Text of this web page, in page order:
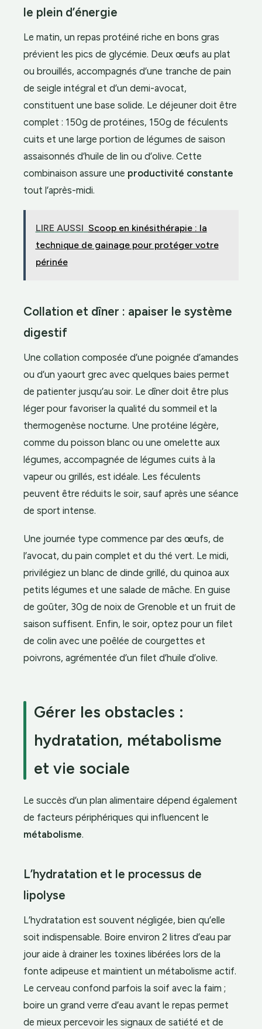
le plein d’énergie
Le matin, un repas protéiné riche en bons gras
prévient les pics de glycémie. Deux œufs au plat
ou brouillés, accompagnés d’une tranche de pain
de seigle intégral et d’un demi-avocat,
constituent une base solide. Le déjeuner doit être
complet : 150g de protéines, 150g de féculents
cuits et une large portion de légumes de saison
assaisonnés d’huile de lin ou d’olive. Cette
combinaison assure une productivité constante
tout l’après-midi.
LIRE AUSSI Scoop en kinésithérapie : la
technique de gainage pour protéger votre
périnée
Collation et dîner : apaiser le système
digestif
Une collation composée d’une poignée d’amandes
ou d’un yaourt grec avec quelques baies permet
de patienter jusqu’au soir. Le dîner doit être plus
léger pour favoriser la qualité du sommeil et la
thermogenèse nocturne. Une protéine légère,
comme du poisson blanc ou une omelette aux
légumes, accompagnée de légumes cuits à la
vapeur ou grillés, est idéale. Les féculents
peuvent être réduits le soir, sauf après une séance
de sport intense.
Une journée type commence par des œufs, de
l’avocat, du pain complet et du thé vert. Le midi,
privilégiez un blanc de dinde grillé, du quinoa aux
petits légumes et une salade de mâche. En guise
de goûter, 30g de noix de Grenoble et un fruit de
saison suffisent. Enfin, le soir, optez pour un filet
de colin avec une poêlée de courgettes et
poivrons, agrémentée d’un filet d’huile d’olive.
Gérer les obstacles :
hydratation, métabolisme
et vie sociale
Le succès d’un plan alimentaire dépend également
de facteurs périphériques qui influencent le
métabolisme.
L’hydratation et le processus de
lipolyse
L’hydratation est souvent négligée, bien qu’elle
soit indispensable. Boire environ 2 litres d’eau par
jour aide à drainer les toxines libérées lors de la
fonte adipeuse et maintient un métabolisme actif.
Le cerveau confond parfois la soif avec la faim ;
boire un grand verre d’eau avant le repas permet
de mieux percevoir les signaux de satiété et de